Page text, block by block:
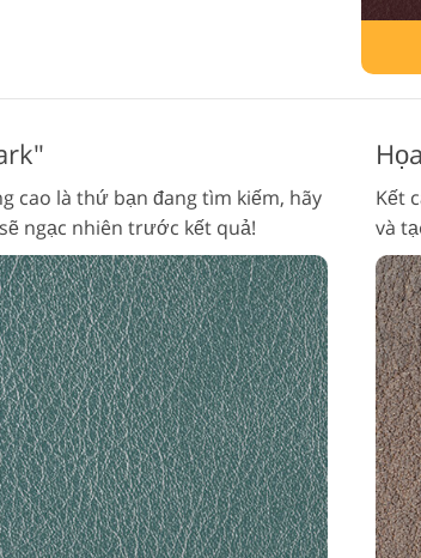
cao là thứ bạn đang tìm kiếm, hãy
ngạc nhiên trước kết quả!
Kết
và